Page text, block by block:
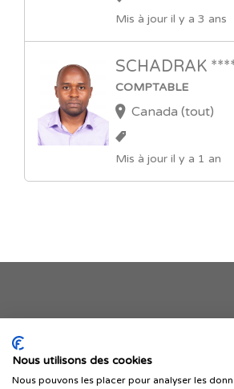
Mis à jour il y a 3 ans
SCHADRAK
COMPTABLE
Canada (tout)
Mis à jour il y a 1 an
Je publie mon
Nous utilisons des cookies
Nous pouvons les placer pour analyser les